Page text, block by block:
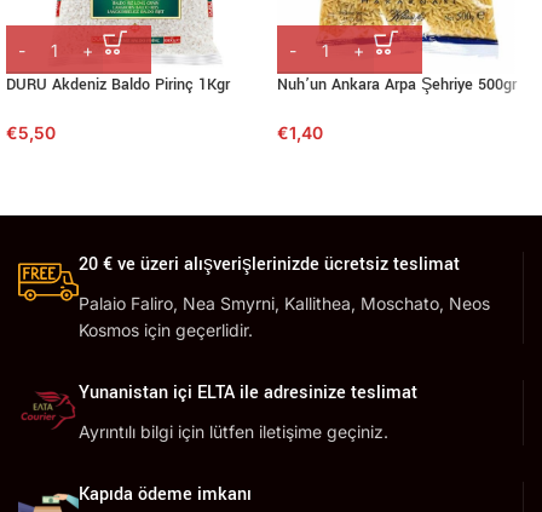
DURU Akdeniz Baldo Pirinç 1Kgr
€5,50
Nuh’un Ankara Arpa Şehriye 500gr
€1,40
20 € ve üzeri alışverişlerinizde ücretsiz teslimat
Palaio Faliro, Nea Smyrni, Kallithea, Moschato, Neos
Kosmos için geçerlidir.
Yunanistan içi ELTA ile adresinize teslimat
Ayrıntılı bilgi için lütfen iletişime geçiniz.
Kapıda ödeme imkanı